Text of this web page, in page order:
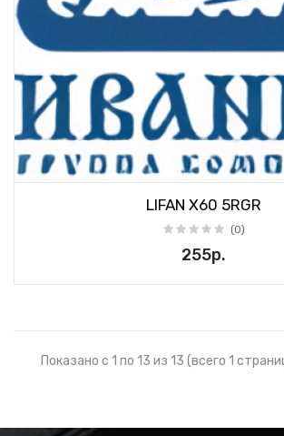
LIFAN X60 5RGR
(0)
255р.
Показано с 1 по 13 из 13 (всего 1